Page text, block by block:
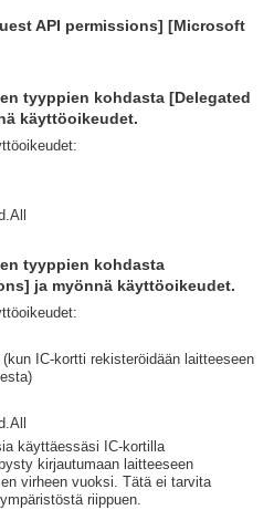
API permissions] [Microsoft
tyyppien kohdasta [Delegated
käyttöoikeudet.
tyyppien kohdasta
ja myönnä käyttöoikeudet.
IC-kortti rekisteröidään laitteeseen
käyttäessäsi IC-kortilla
kirjautumaan laitteeseen
virheen vuoksi. Tätä ei tarvita
riippuen.